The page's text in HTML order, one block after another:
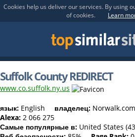
Cookies help us deliver our services. By using
of cookies.
Learn
Suffolk County REDIRECT
www.co.suffolk.ny.us
язык: English владелец: Norwalk.com
Alexa: 2 066 275
Самые популярные в: United States